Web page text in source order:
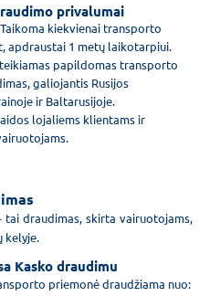
privalumai
Taikoma kiekvienai transporto
apdraustai 1 metų laikotarpiui.
papildomas transporto
galiojantis Rusijos
ir Baltarusijoje.
lojaliems klientams ir
tai draudimas, skirta vairuotojams,
kelyje.
Kasko draudimu
priemonė draudžiama nuo: